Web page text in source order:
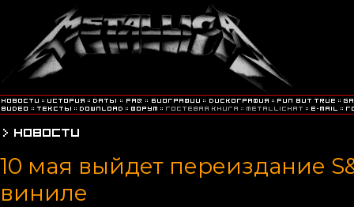
10 мая выйдет переиздание
виниле